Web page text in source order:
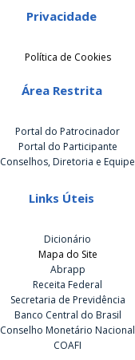
Privacidade
Política de Cookies
Área Restrita
Portal do Patrocinador
Portal do Participante
Conselhos, Diretoria e Equipe
Links Úteis
Dicionário
Mapa do Site
Abrapp
Receita Federal
Secretaria de Previdência
Banco Central do Brasil
Conselho Monetário Nacional
COAFI